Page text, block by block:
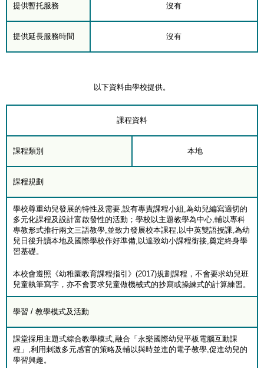
提供暫托服務 沒有
提供延長服務時間 沒有
以下資料由學校提供。
課程資料
課程類別 本地
課程規劃
學校尊重幼兒發展的特性及需要,設有專責課程小組,為幼兒編寫適切的
多元化課程及設計富啟發性的活動；學校以主題教學為中心,輔以專科
專教形式推行兩文三語教學,並致力發展校本課程,以中英雙語授課,為幼
兒日後升讀本地及國際學校作好準備,以達致幼小課程銜接,奠定終身學
習基礎。
本校會遵照《幼稚園教育課程指引》(2017)規劃課程，不會要求幼兒班
兒童執筆寫字，亦不會要求兒童做機械式的抄寫或操練式的計算練習。
學習 / 教學模式及活動
課堂採用主題式綜合教學模式,融合「永樂國際幼兒平板電腦互動課
程」,利用刺激多元感官的策略及輔以與時並進的電子教學,促進幼兒的
學習興趣。